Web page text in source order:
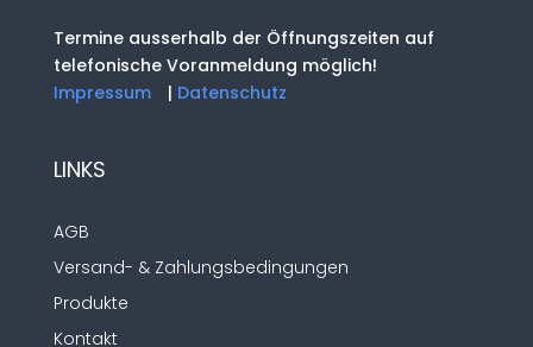
Termine ausserhalb der Öffnungszeiten auf
telefonische Voranmeldung möglich!
Impressum
| Datenschutz
LINKS
AGB
Versand- & Zahlungsbedingungen
Produkte
Kontakt